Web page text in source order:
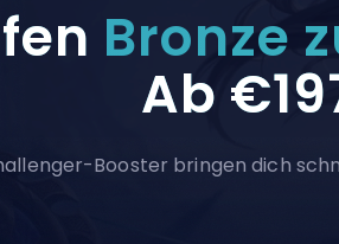
Bronze
Ab
Booster bringen dich